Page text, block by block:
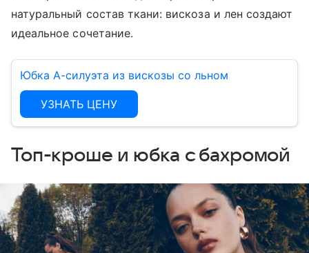
натуральный состав ткани: вискоза и лен создают
идеальное сочетание.
Юбка А-силуэта из вискозы со льном
УЗНАТЬ ЦЕНУ
Топ-кроше и юбка с бахромой